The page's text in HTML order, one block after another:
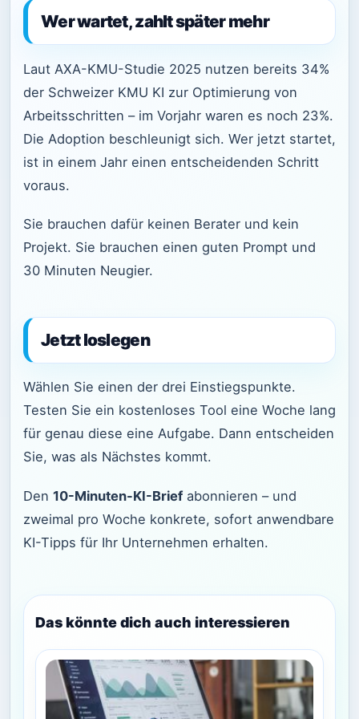
Wer wartet, zahlt später mehr
Laut AXA-KMU-Studie 2025 nutzen bereits 34%
der Schweizer KMU KI zur Optimierung von
Arbeitsschritten – im Vorjahr waren es noch 23%.
Die Adoption beschleunigt sich. Wer jetzt startet,
ist in einem Jahr einen entscheidenden Schritt
voraus.
Sie brauchen dafür keinen Berater und kein
Projekt. Sie brauchen einen guten Prompt und
30 Minuten Neugier.
Jetzt loslegen
Wählen Sie einen der drei Einstiegspunkte.
Testen Sie ein kostenloses Tool eine Woche lang
für genau diese eine Aufgabe. Dann entscheiden
Sie, was als Nächstes kommt.
Den 10-Minuten-KI-Brief abonnieren – und
zweimal pro Woche konkrete, sofort anwendbare
KI-Tipps für Ihr Unternehmen erhalten.
Das könnte dich auch interessieren